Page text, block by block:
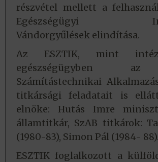
részvétel mellett a
Egészségügyi
Vándorgyűlések elindítása.
Az ESZTIK, mint
egészségügyben
Számítástechnikai
titkársági feladatait is
elnöke: Hutás Imre
államtitkár, SzAB titkárok:
(1980-83), Simon Pál (1984- 88).
ESZTIK foglalkozott a